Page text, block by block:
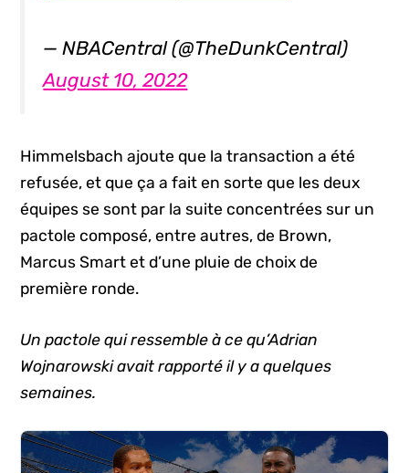
— NBACentral (@TheDunkCentral)
August 10, 2022
Himmelsbach ajoute que la transaction a été
refusée, et que ça a fait en sorte que les deux
équipes se sont par la suite concentrées sur un
pactole composé, entre autres, de Brown,
Marcus Smart et d’une pluie de choix de
première ronde.
Un pactole qui ressemble à ce qu’Adrian
Wojnarowski avait rapporté il y a quelques
semaines.